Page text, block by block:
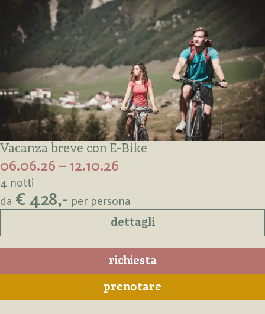
Vacanza breve con E-Bike
06.06.26 – 12.10.26
4 notti
da € 428,- per persona
dettagli
richiesta
prenotare